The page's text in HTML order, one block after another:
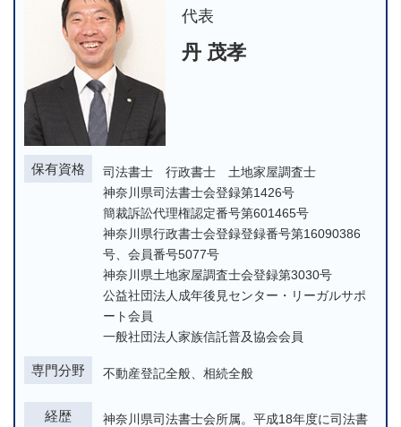
代表
丹 茂孝
保有資格
司法書士 行政書士 土地家屋調査士
神奈川県司法書士会登録第1426号
簡裁訴訟代理権認定番号第601465号
神奈川県行政書士会登録登録番号第16090386
号、会員番号5077号
神奈川県土地家屋調査士会登録第3030号
公益社団法人成年後見センター・リーガルサポ
ート会員
一般社団法人家族信託普及協会会員
専門分野 不動産登記全般、相続全般
経歴
神奈川県司法書士会所属。平成18年度に司法書